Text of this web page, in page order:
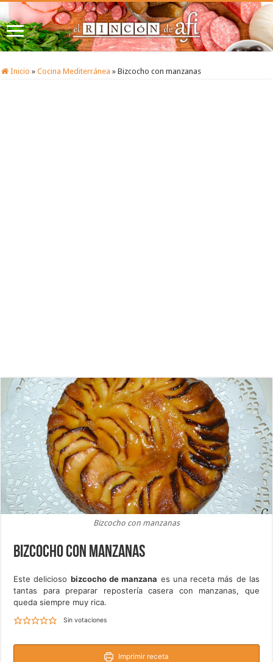
Inicio » Cocina Mediterránea » Bizcocho con manzanas
Bizcocho con manzanas
Bizcocho con manzanas
Este delicioso bizcocho de manzana es una receta más de las
tantas para preparar repostería casera con manzanas, que
queda siempre muy rica.
Sin votaciones
Imprimir receta